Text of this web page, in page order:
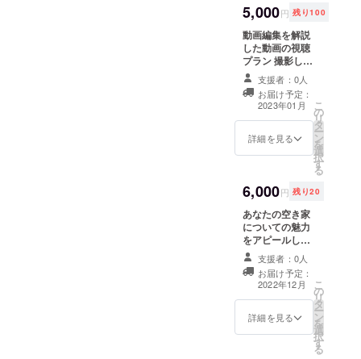
に掲載を希望さ
れるお名前をご
記入ください。
掲載の順番は、
順不同です。 お
礼メールを送信
させていただき
ます。 掲載期
間：2023年3月
礼メールを送信
させていただき
5,000円 残り100
動画編集を解説
した動画の視聴
プラン 撮影した
動画を、短尺縦
長動画に編集
し、出力する方
法を、30分程度
で解説します。
視聴動画内で
Resolve」を使
用します。
Google Driveに
視聴動画を載
せ、共有公開い
たします。 ※動
画の視聴には、
あなたのGmail
アドレスを、
共有設定に設定
する必要があり
支援者：0人
お届け予定：
2023年01月
詳細を見る
こ
の
リ
タ
ー
ン
を
選
択
す
る
6,000円 残り20
あなたの空き家
についての魅力
をアピールし
た、日本語で書
かれた記事を英
語に直すプラン
日本語で書かれ
た記事のご用意
が可能な方の
支援者：0人
お届け予定：
2022年12月
詳細を見る
こ
の
リ
タ
ー
ン
を
選
択
す
る